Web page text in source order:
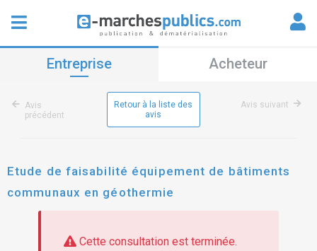
Entreprise Acheteur
Avis
précédent
Retour à la liste des
avis
Avis suivant
Etude de faisabilité équipement de bâtiments
communaux en géothermie
Cette consultation est terminée.